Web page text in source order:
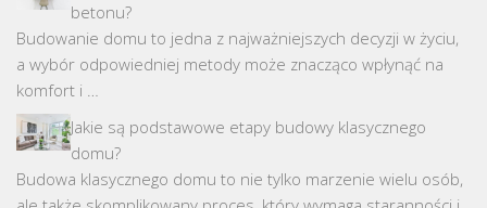
betonu?
Budowanie domu to jedna z najważniejszych decyzji w życiu,
a wybór odpowiedniej metody może znacząco wpłynąć na
komfort i …
Jakie są podstawowe etapy budowy klasycznego
domu?
Budowa klasycznego domu to nie tylko marzenie wielu osób,